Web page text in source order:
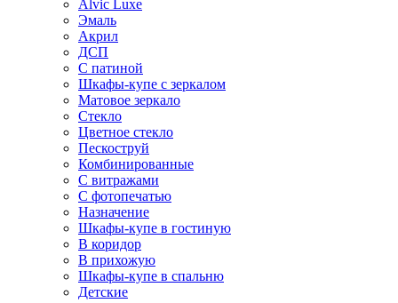
Alvic Luxe
Эмаль
Акрил
ДСП
С патиной
Шкафы-купе с зеркалом
Матовое зеркало
Стекло
Цветное стекло
Пескоструй
Комбинированные
С витражами
С фотопечатью
Назначение
Шкафы-купе в гостиную
В коридор
В прихожую
Шкафы-купе в спальню
Детские